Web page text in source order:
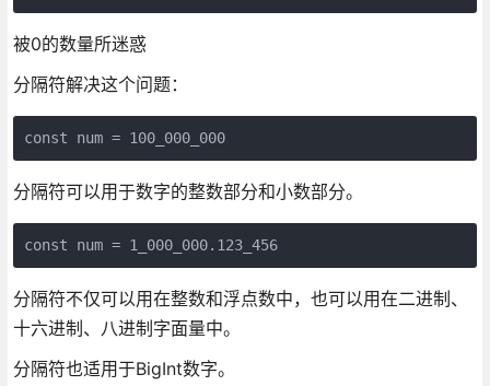
被0的数量所迷惑
分隔符解决这个问题：
const num = 100_000_000
分隔符可以用于数字的整数部分和小数部分。
const num = 1_000_000.123_456
分隔符不仅可以用在整数和浮点数中，也可以用在二进制、
十六进制、八进制字面量中。
分隔符也适用于BigInt数字。